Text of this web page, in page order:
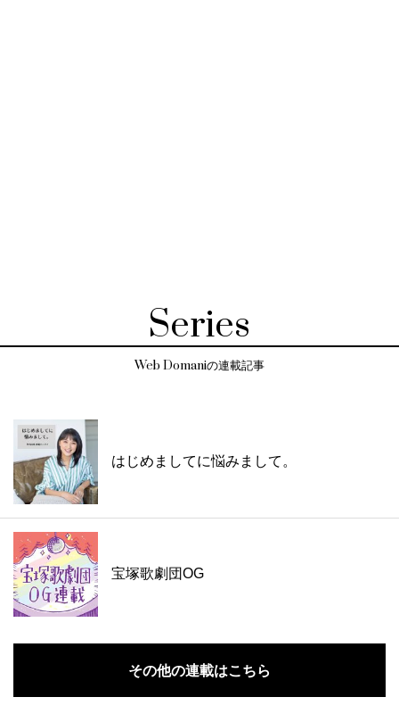
Series
Web Domaniの連載記事
はじめましてに悩みまして。
宝塚歌劇団OG
その他の連載はこちら